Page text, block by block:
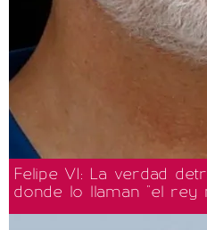
Felipe VI: La verdad
donde lo llaman "el rey